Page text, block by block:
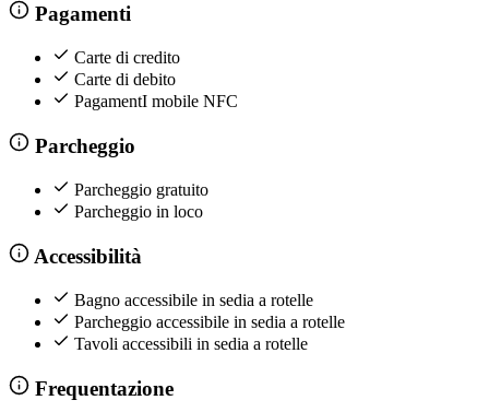
Pagamenti
Carte di credito
Carte di debito
PagamentI mobile NFC
Parcheggio
Parcheggio gratuito
Parcheggio in loco
Accessibilità
Bagno accessibile in sedia a rotelle
Parcheggio accessibile in sedia a rotelle
Tavoli accessibili in sedia a rotelle
Frequentazione